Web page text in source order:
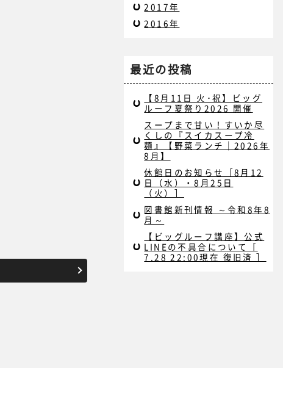
2017年
2016年
最近の投稿
【8月11日 火･祝】ビッグ
ルーフ夏祭り2026 開催
スープまで甘い！すいか尽
くしの『スイカスープ冷
麺』【野菜ランチ｜2026年
8月】
休館日のお知らせ［8月12
日（水）・8月25日
（火）］
図書館新刊情報 ～令和8年8
月～
【ビッグルーフ講座】公式
LINEの不具合について［
7.28 22:00現在 復旧済 ］